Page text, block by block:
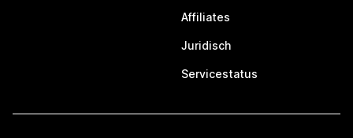
Affiliates
Juridisch
Servicestatus